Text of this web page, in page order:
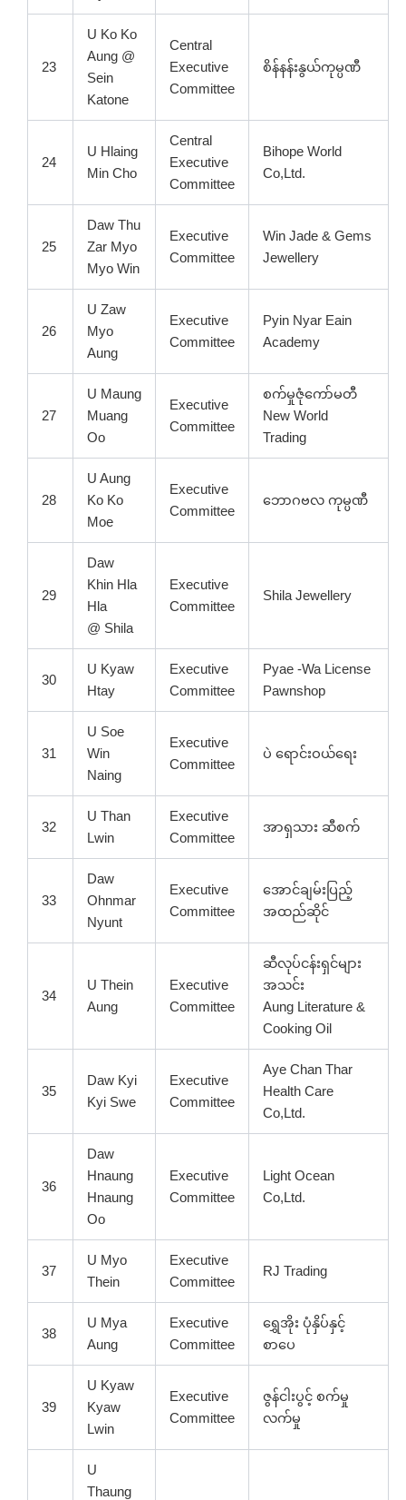
23
U Ko Ko
Aung @
Sein
Katone
Central
Executive
Committee
စိန်နန်းနွယ်ကုမ္ပဏီ
24
U Hlaing
Min Cho
Central
Executive
Committee
Bihope World
Co,Ltd.
25
Daw Thu
Zar Myo
Myo Win
Executive
Committee
Win Jade & Gems
Jewellery
26
U Zaw
Myo
Aung
Executive
Committee
Pyin Nyar Eain
Academy
27
U Maung
Muang
Oo
Executive
Committee
စက်မှုဇုံကော်မတီ
New World
Trading
28
U Aung
Ko Ko
Moe
Executive
Committee
ဘောဂဗလ ကုမ္ပဏီ
29
Daw
Khin Hla
Hla
@ Shila
Executive
Committee
Shila Jewellery
30
U Kyaw
Htay
Executive
Committee
Pyae -Wa License
Pawnshop
31
U Soe
Win
Naing
Executive
Committee
ပဲ ရောင်းဝယ်ရေး
32
U Than
Lwin
Executive
Committee
အာရှသား ဆီစက်
33
Daw
Ohnmar
Nyunt
Executive
Committee
အောင်ချမ်းပြည့်
အထည်ဆိုင်
34
U Thein
Aung
Executive
Committee
ဆီလုပ်ငန်းရှင်များ
အသင်း
Aung Literature &
Cooking Oil
35
Daw Kyi
Kyi Swe
Executive
Committee
Aye Chan Thar
Health Care
Co,Ltd.
36
Daw
Hnaung
Hnaung
Oo
Executive
Committee
Light Ocean
Co,Ltd.
37
U Myo
Thein
Executive
Committee
RJ Trading
38
U Mya
Aung
Executive
Committee
ရွှေအိုး ပုံနှိပ်နှင့်
စာပေ
39
U Kyaw
Kyaw
Lwin
Executive
Committee
ဇွန်ငါးပွင့် စက်မှု
လက်မှု
U
Thaung